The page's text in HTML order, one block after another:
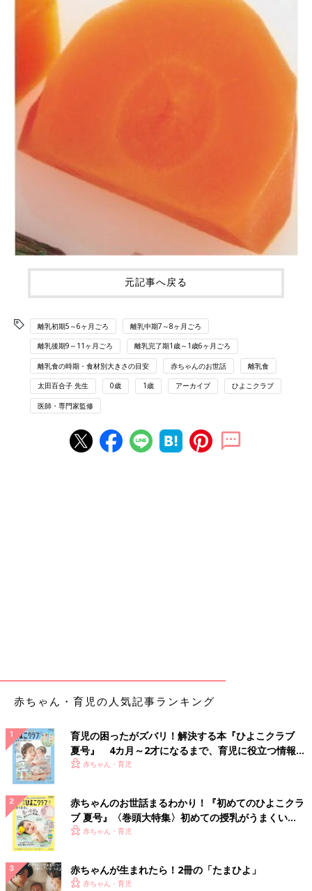
元記事へ戻る
離乳初期5～6ヶ月ごろ 離乳中期7～8ヶ月ごろ
離乳後期9～11ヶ月ごろ 離乳完了期1歳～1歳6ヶ月ごろ
離乳食の時期・食材別大きさの目安 赤ちゃんのお世話 離乳食
太田百合子 先生 0歳 1歳 アーカイブ ひよこクラブ
医師・専門家監修
赤ちゃん・育児の人気記事ランキング
育児の困ったがズバリ！解決する本『ひよこクラブ
夏号』 4カ月～2才になるまで、育児に役立つ情報が
いっぱい！
赤ちゃん・育児
赤ちゃんのお世話まるわかり！『初めてのひよこクラ
ブ 夏号』〈巻頭大特集〉初めての授乳がうまくい
く！ おっぱい・ミルクの基本と夏のトラブル 解決テ
赤ちゃん・育児
赤ちゃんが生まれたら！2冊の「たまひよ」
赤ちゃん・育児